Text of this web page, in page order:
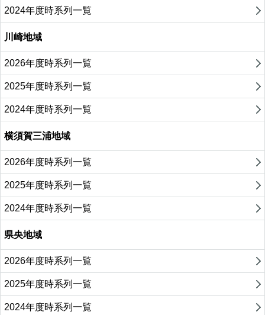
2024年度時系列一覧
川崎地域
2026年度時系列一覧
2025年度時系列一覧
2024年度時系列一覧
横須賀三浦地域
2026年度時系列一覧
2025年度時系列一覧
2024年度時系列一覧
県央地域
2026年度時系列一覧
2025年度時系列一覧
2024年度時系列一覧